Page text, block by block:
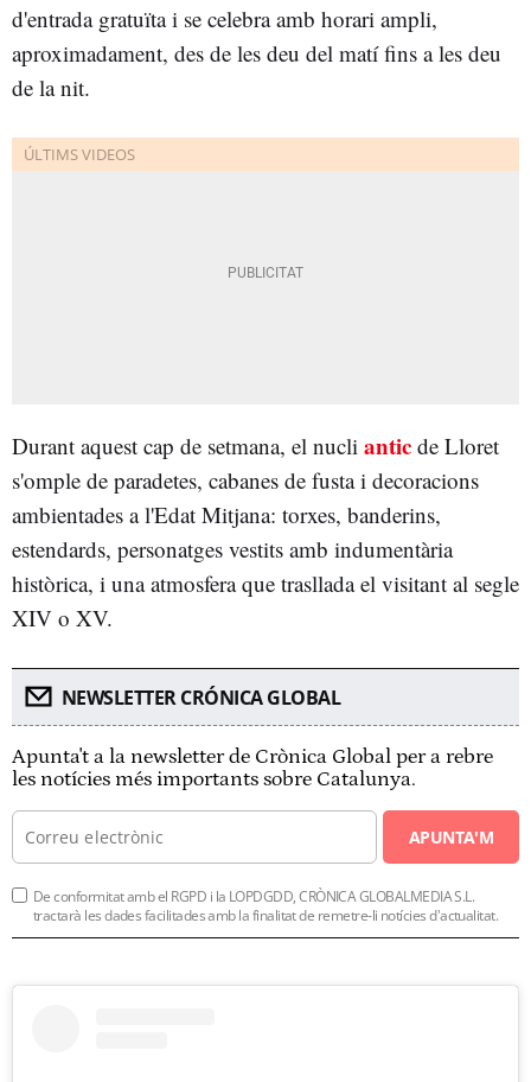
d'entrada gratuïta i se celebra amb horari ampli,
aproximadament, des de les deu del matí fins a les deu
de la nit.
Durant aquest cap de setmana, el nucli antic de Lloret
s'omple de paradetes, cabanes de fusta i decoracions
ambientades a l'Edat Mitjana: torxes, banderins,
estendards, personatges vestits amb indumentària
històrica, i una atmosfera que trasllada el visitant al segle
XIV o XV.
NEWSLETTER CRÓNICA GLOBAL
Apunta't a la newsletter de Crònica Global per a rebre
les notícies més importants sobre Catalunya.
APUNTA'M
De conformitat amb el RGPD i la LOPDGDD, CRÒNICA GLOBALMEDIA S.L.
tractarà les dades facilitades amb la finalitat de remetre-li notícies d'actualitat.